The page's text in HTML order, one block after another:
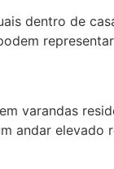
dentro de
varandas
andar elevado